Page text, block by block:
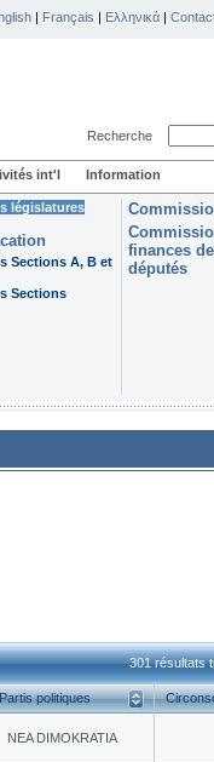
| Français | Ελληνικά |
Recherche
int'l Information
législatures
Sections A, B et
Sections
finances
députés
301 résultats
Partis politiques
NEA DΙMOKRATIA